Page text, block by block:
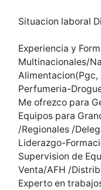
Situacion laboral
Experiencia y
Multinacionales/
Alimentacion(Pgc,
Perfumeria-
Me ofrezco para
Equipos para
/Regionales /
Liderazgo-
Supervision de
Venta/AFH /
Experto en